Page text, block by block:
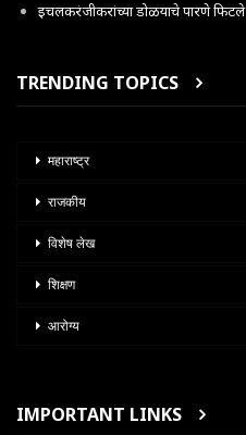
इचलकरंजीकरांच्या डोळयाचे पारणे फिटले
TRENDING TOPICS
महाराष्ट्र
राजकीय
विशेष लेख
शिक्षण
आरोग्य
IMPORTANT LINKS